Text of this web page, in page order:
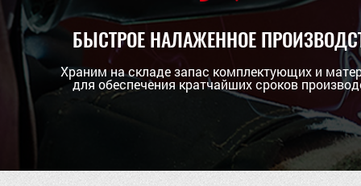
БЫСТРОЕ НАЛАЖЕННОЕ
Храним на складе запас комплектующих и
для обеспечения кратчайших сроков